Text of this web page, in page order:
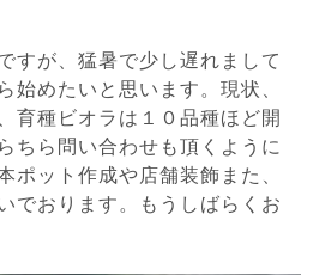
すが、猛暑で少し遅れまして
始めたいと思います。現状、
育種ビオラは１０品種ほど開
ちら問い合わせも頂くように
ポット作成や店舗装飾また、
でおります。もうしばらくお